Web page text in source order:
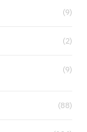
(9)
(2)
(9)
(88)